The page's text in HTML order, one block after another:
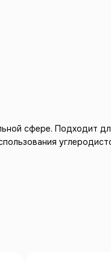
сфере. Подходит